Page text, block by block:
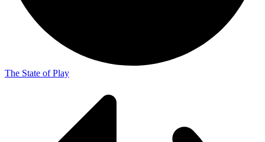
The State of Play